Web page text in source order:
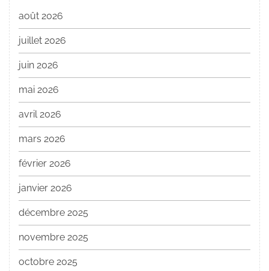
août 2026
juillet 2026
juin 2026
mai 2026
avril 2026
mars 2026
février 2026
janvier 2026
décembre 2025
novembre 2025
octobre 2025